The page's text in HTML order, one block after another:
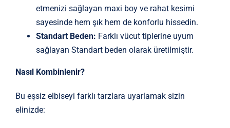
etmenizi sağlayan maxi boy ve rahat kesimi
sayesinde hem şık hem de konforlu hissedin.
Standart Beden: Farklı vücut tiplerine uyum
sağlayan Standart beden olarak üretilmiştir.
Nasıl Kombinlenir?
Bu eşsiz elbiseyi farklı tarzlara uyarlamak sizin
elinizde: